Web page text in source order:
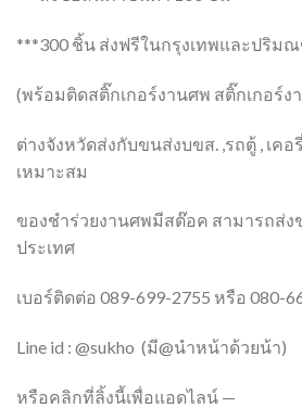
***300 ชิ้น ส่งฟรีในกรุงเทพและปริม
(พร้อมติดสติ๊กเกอร์งานศพ สติ๊กเกอร์
ต่างจังหวัดส่งกับขนส่งบขส. ,รถตู้ , เคอ
เหมาะสม
ของชำร่วยงานศพมีสต๊อค สามารถส่ง
ประเทศ
เบอร์ติดต่อ 089-699-2755 หรือ 080-
Line id : @sukho (มี@นำหน้าด้วยน้า)
หรือคลิกที่ลิ้งนี้เพื่อแอดไลน์ —